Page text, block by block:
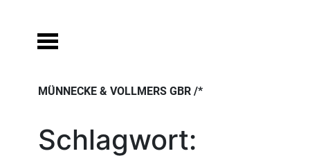
content
MÜNNECKE & VOLLMERS GBR /*
Schlagwort: